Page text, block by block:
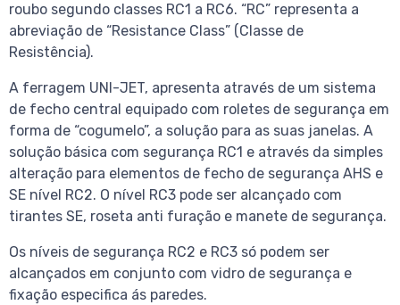
roubo segundo classes RC1 a RC6. “RC” representa a
abreviação de “Resistance Class” (Classe de
Resistência).
A ferragem UNI-JET, apresenta através de um sistema
de fecho central equipado com roletes de segurança em
forma de “cogumelo”, a solução para as suas janelas. A
solução básica com segurança RC1 e através da simples
alteração para elementos de fecho de segurança AHS e
SE nível RC2. O nível RC3 pode ser alcançado com
tirantes SE, roseta anti furação e manete de segurança.
Os níveis de segurança RC2 e RC3 só podem ser
alcançados em conjunto com vidro de segurança e
fixação especifica ás paredes.